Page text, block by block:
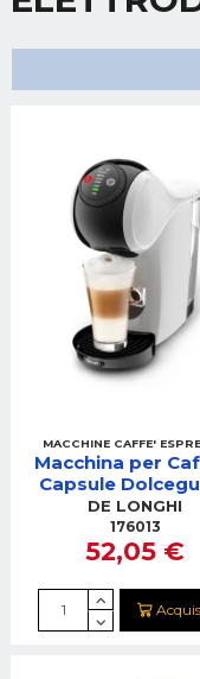
MACCHINE CAFFE'
Macchina per
Capsule
De'Longhi
Automatica (0.8
DE LONGHI
176013
52,05 €